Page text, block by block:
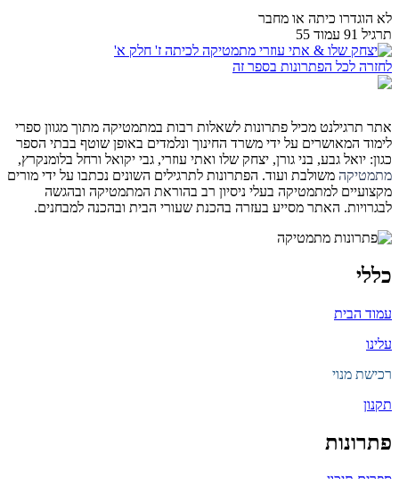
לא הוגדרו כיתה או מחבר
תרגיל 91 עמוד 55
לחזרה לכל הפתרונות בספר זה
אתר תרגילנט מכיל פתרונות לשאלות רבות במתמטיקה מתוך מגוון ספרי
לימוד המאושרים על ידי משרד החינוך ונלמדים באופן שוטף בבתי הספר
כגון: יואל גבע, בני גורן, יצחק שלו ואתי עוזרי, גבי יקואל ורחל בלומנקרץ,
מתמטיקה משולבת ועוד. הפתרונות לתרגילים השונים נכתבו על ידי מורים
מקצועיים למתמטיקה בעלי ניסיון רב בהוראת המתמטיקה ובהגשה
לבגרויות. האתר מסייע בעזרה בהכנת שעורי הבית ובהכנה למבחנים.
כללי
עמוד הבית
עלינו
רכישת מנוי
תקנון
פתרונות